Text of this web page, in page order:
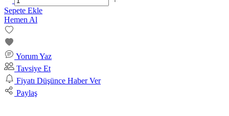
Sepete Ekle
Hemen Al
Yorum Yaz
Tavsiye Et
Fiyatı Düşünce Haber Ver
Paylaş